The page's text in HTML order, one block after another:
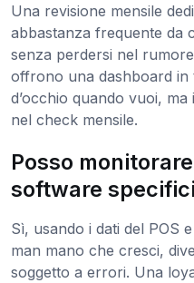
Una revisione mensile
abbastanza frequente da
senza perdersi nel
offrono una dashboard
d’occhio quando vuoi,
nel check mensile.
Posso
software
Sì, usando i dati del POS
man mano che cresci,
soggetto a errori. Una